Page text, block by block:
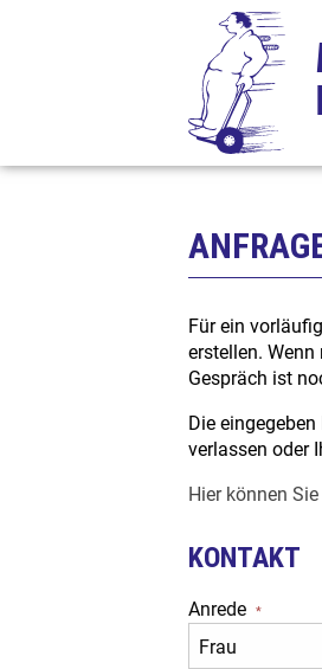
Für ein
erstellen.
Gespräch ist
Die
verlassen oder
Hier können
KONTAKT
Anrede *